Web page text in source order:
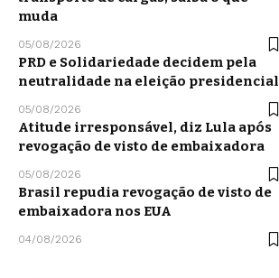
muda
05/08/2026
PRD e Solidariedade decidem pela
neutralidade na eleição presidencial
05/08/2026
Atitude irresponsável, diz Lula após
revogação de visto de embaixadora
05/08/2026
Brasil repudia revogação de visto de
embaixadora nos EUA
04/08/2026